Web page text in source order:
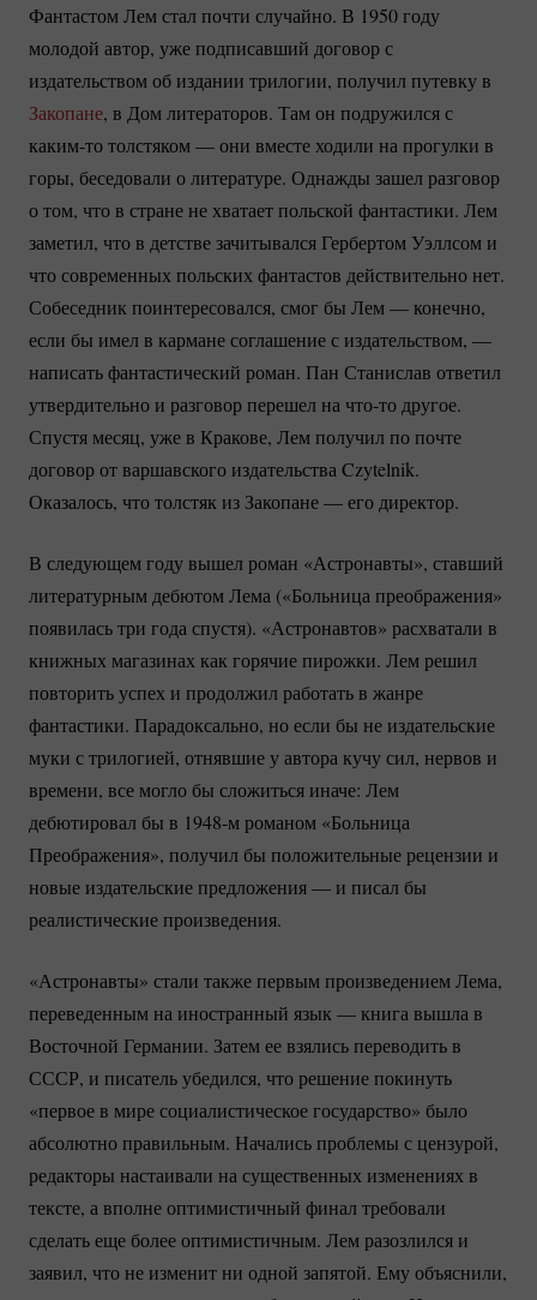
Фантастом Лем стал почти случайно. В 1950 году
молодой автор, уже подписавший договор с
издательством об издании трилогии, получил путевку в
Закопане, в Дом литераторов. Там он подружился с
каким-тотолстяком — они вместе ходили на прогулки в
горы, беседовали о литературе. Однажды зашел разговор
о том, что в стране не хватает польской фантастики. Лем
заметил, что в детстве зачитывался Гербертом Уэллсом и
что современных польских фантастов действительно нет.
Собеседник поинтересовался, смог бы Лем — конечно,
если бы имел в кармане соглашение с издательством, —
написать фантастический роман. Пан Станислав ответил
утвердительно и разговор перешел на что-то другое.
Спустя месяц, уже в Кракове, Лем получил по почте
договор от варшавского издательства Czytelnik.
Оказалось, что толстяк из Закопане — его директор.
В следующем году вышел роман «Астронавты», ставший
литературным дебютом Лема («Больница преображения»
появилась три года спустя). «Астронавтов» расхватали в
книжных магазинах как горячие пирожки. Лем решил
повторить успех и продолжил работать в жанре
фантастики. Парадоксально, но если бы не издательские
муки с трилогией, отнявшие у автора кучу сил, нервов и
времени, все могло бы сложиться иначе: Лем
дебютировал бы в 1948-м романом «Больница
Преображения», получил бы положительные рецензии и
новые издательские предложения — и писал бы
реалистические произведения.
«Астронавты» стали также первым произведением Лема,
переведенным на иностранный язык — книга вышла в
Восточной Германии. Затем ее взялись переводить в
СССР, и писатель убедился, что решение покинуть
«первое в мире социалистическое государство» было
абсолютно правильным. Начались проблемы с цензурой,
редакторы настаивали на существенных изменениях в
тексте, а вполне оптимистичный финал требовали
сделать еще более оптимистичным. Лем разозлился и
заявил, что не изменит ни одной запятой. Ему объяснили,